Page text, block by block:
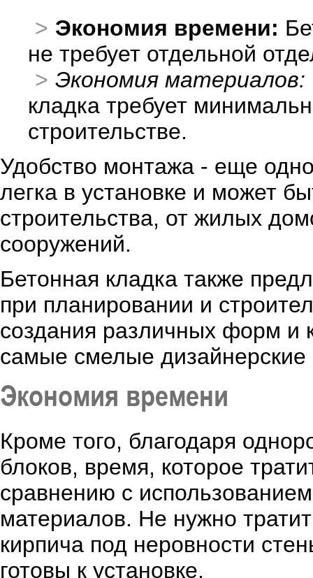
Экономия времени:
не требует отдельной
Экономия материалов:
кладка требует
строительстве.
Удобство монтажа - еще
легка в установке и может
строительства, от жилых
сооружений.
Бетонная кладка также
при планировании и
создания различных форм и
самые смелые дизайнерские
Экономия времени
Кроме того, благодаря
блоков, время, которое
сравнению с
материалов. Не нужно
кирпича под неровности
готовы к установке.